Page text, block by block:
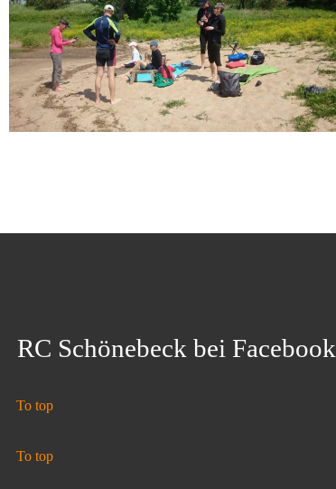
RC Schönebeck bei Facebook
To top
To top